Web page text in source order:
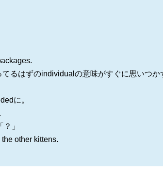
るはずのindividualの意味がすぐに思いつか
に。
」
other kittens.